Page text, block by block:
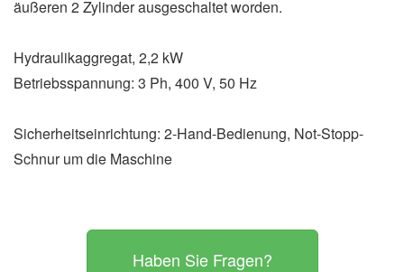
äußeren 2 Zylinder ausgeschaltet worden.
Hydraulikaggregat, 2,2 kW
Betriebsspannung: 3 Ph, 400 V, 50 Hz
Sicherheitseinrichtung: 2-Hand-Bedienung, Not-Stopp-
Schnur um die Maschine
Haben Sie Fragen?